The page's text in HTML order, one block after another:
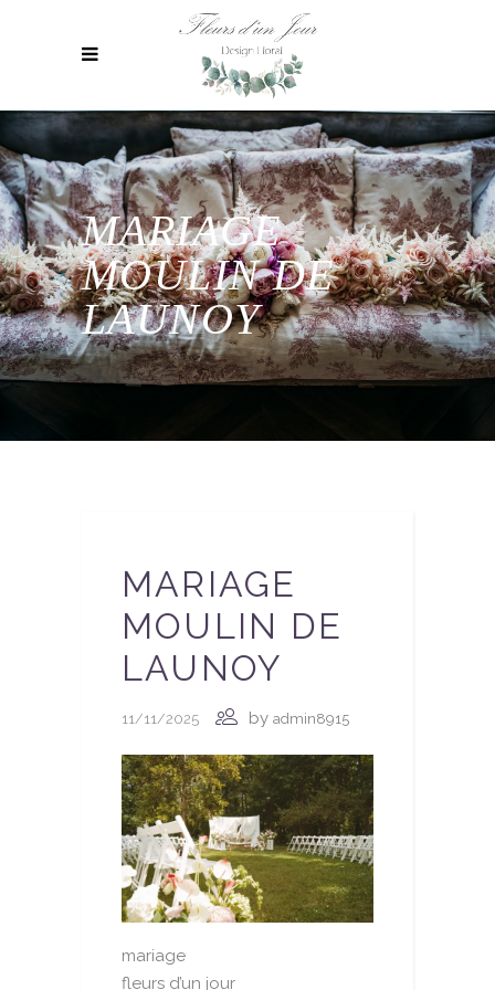
MARIAGE
MOULIN DE
LAUNOY
MARIAGE
MOULIN DE
LAUNOY
11/11/2025 by admin8915
mariage
fleurs d’un jour